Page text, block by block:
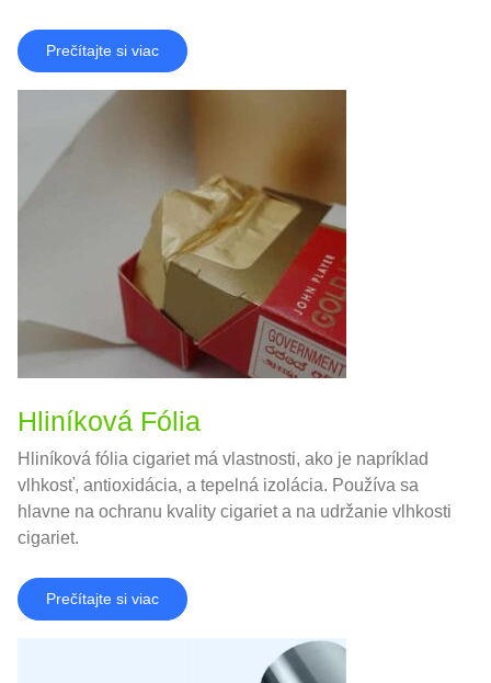
Prečítajte si viac
Hliníková Fólia
Hliníková fólia cigariet má vlastnosti, ako je napríklad
vlhkosť, antioxidácia, a tepelná izolácia. Používa sa
hlavne na ochranu kvality cigariet a na udržanie vlhkosti
cigariet.
Prečítajte si viac